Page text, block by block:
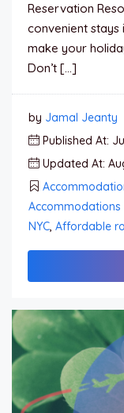
Reservation
convenient
make your
Don’t […]
by Jamal Jeanty
Published At:
Updated At:
Accommodations
NYC, Affordable